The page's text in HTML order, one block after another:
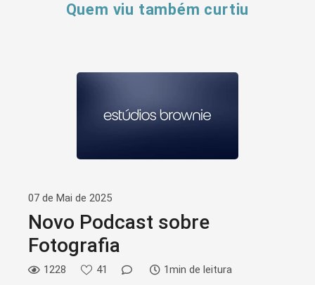
Quem viu também curtiu
07 de Mai de 2025
Novo Podcast sobre
Fotografia
1228 41 1min de leitura